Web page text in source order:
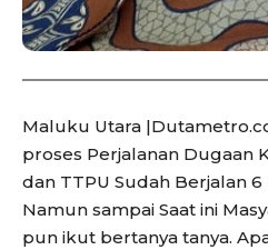
Maluku Utara
proses Perjalanan Dugaan
dan TTPU Sudah Berjalan
Namun sampai Saat ini
pun ikut bertanya tanya.